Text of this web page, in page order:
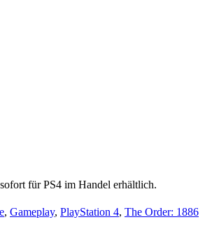
für PS4 im Handel erhältlich.
, Gameplay, PlayStation 4, The Order: 1886